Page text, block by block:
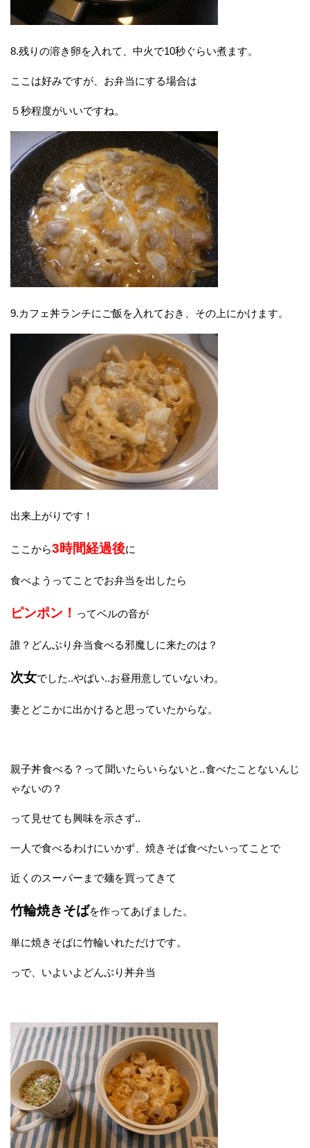
8.残りの溶き卵を入れて、中火で10秒ぐらい煮ます。
ここは好みですが、お弁当にする場合は
５秒程度がいいですね。
9.カフェ丼ランチにご飯を入れておき、その上にかけます。
出来上がりです！
ここから3時間経過後に
食べようってことでお弁当を出したら
ピンポン！ ってベルの音が
誰？どんぶり弁当食べる邪魔しに来たのは？
次女でした..やばい..お昼用意していないわ。
妻とどこかに出かけると思っていたからな。
親子丼食べる？って聞いたらいらないと..食べたことないんじ
ゃないの？
って見せても興味を示さず..
一人で食べるわけにいかず、焼きそば食べたいってことで
近くのスーパーまで麺を買ってきて
竹輪焼きそばを作ってあげました。
単に焼きそばに竹輪いれただけです。
っで、いよいよどんぶり丼弁当